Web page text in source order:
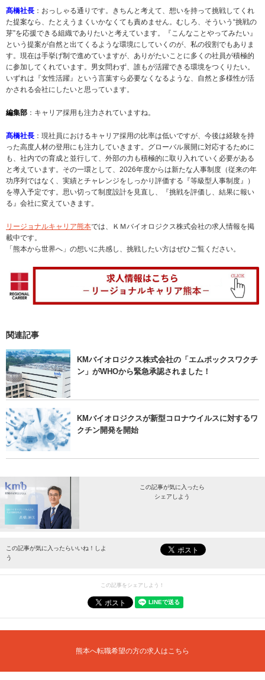
髙橋社長 ：おっしゃる通りです。きちんと考えて、想いを持って挑戦してくれ
た提案なら、たとえうまくいかなくても責めません。むしろ、そういう“挑戦の
芽”を応援できる組織でありたいと考えています。『こんなことやってみたい』
という提案が自然と出てくるような環境にしていくのが、私の役割でもありま
す。現在は手挙げ制で進めていますが、ありがたいことに多くの社員が積極的
に参加してくれています。男女問わず、誰もが活躍できる環境をつくりたい。
いずれは『女性活躍』という言葉すら必要なくなるような、自然と多様性が活
かされる会社にしたいと思っています。
編集部 ：キャリア採用も注力されていますね。
髙橋社長 ：現社員におけるキャリア採用の比率は低いですが、今後は経験を持
った高度人材の登用にも注力していきます。グローバル展開に対応するために
も、社内での育成と並行して、外部の力も積極的に取り入れていく必要がある
と考えています。その一環として、2026年度からは新たな人事制度（従来の年
功序列ではなく、実績とチャレンジをしっかり評価する『等級型人事制度』）
を導入予定です。思い切って制度設計を見直し、『挑戦を評価し、結果に報い
る』会社に変えていきます。
リージョナルキャリア熊本では、ＫＭバイオロジクス株式会社の求人情報を掲
載中です。
「熊本から世界へ」の想いに共感し、挑戦したい方はぜひご覧ください。
関連記事
KMバイオロジクス株式会社の「エムポックスワクチ
ン」がWHOから緊急承認されました！
KMバイオロジクスが新型コロナウイルスに対するワ
クチン開発を開始
この記事が気に入ったら
シェアしよう
最新情報をお届けします。
この記事が気に入ったらいいね！しよ
う
この記事をシェアしよう！
熊本へ転職希望の方の求人はこちら